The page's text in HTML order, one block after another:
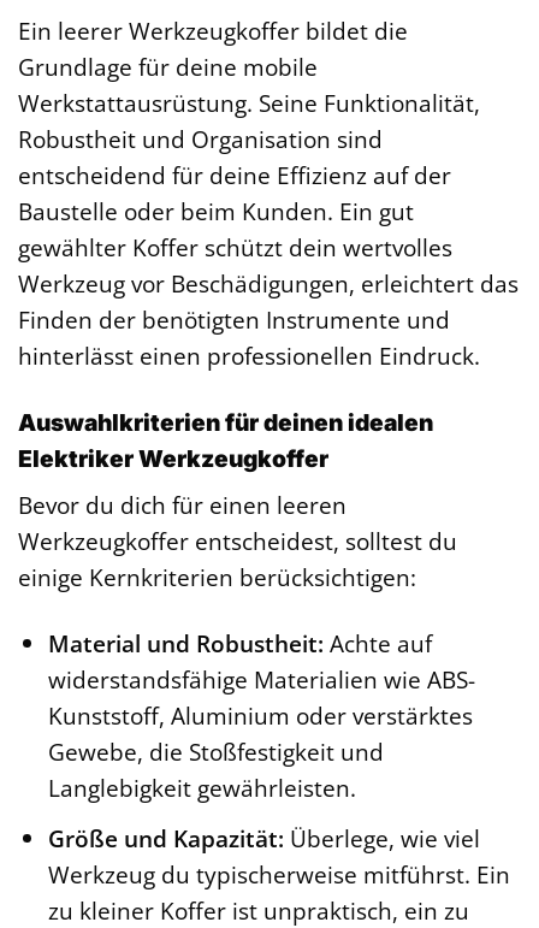
Ein leerer Werkzeugkoffer bildet die
Grundlage für deine mobile
Werkstattausrüstung. Seine Funktionalität,
Robustheit und Organisation sind
entscheidend für deine Effizienz auf der
Baustelle oder beim Kunden. Ein gut
gewählter Koffer schützt dein wertvolles
Werkzeug vor Beschädigungen, erleichtert das
Finden der benötigten Instrumente und
hinterlässt einen professionellen Eindruck.
Auswahlkriterien für deinen idealen
Elektriker Werkzeugkoffer
Bevor du dich für einen leeren
Werkzeugkoffer entscheidest, solltest du
einige Kernkriterien berücksichtigen:
Material und Robustheit: Achte auf
widerstandsfähige Materialien wie ABS-
Kunststoff, Aluminium oder verstärktes
Gewebe, die Stoßfestigkeit und
Langlebigkeit gewährleisten.
Größe und Kapazität: Überlege, wie viel
Werkzeug du typischerweise mitführst. Ein
zu kleiner Koffer ist unpraktisch, ein zu